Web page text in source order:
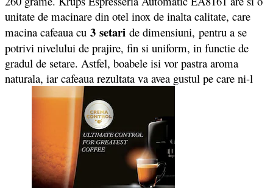
unitate de macinare din otel inox de inalta calitate, care
macina cafeaua cu 3 setari de dimensiuni, pentru a se
potrivi nivelului de prajire, fin si uniform, in functie de
gradul de setare. Astfel, boabele isi vor pastra aroma
naturala, iar cafeaua rezultata va avea gustul pe care ni-l